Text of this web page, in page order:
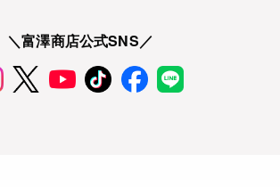
＼富澤商店公式SNS／